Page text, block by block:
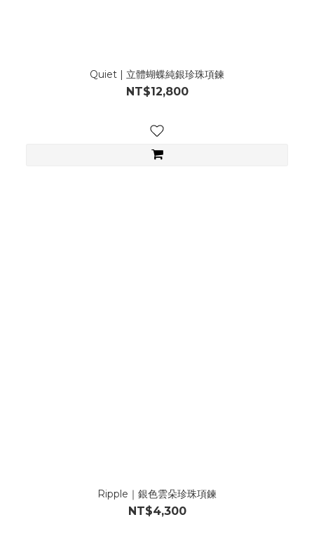
Quiet | 立體蝴蝶純銀珍珠項鍊
NT$12,800
Ripple｜銀色雲朵珍珠項鍊
NT$4,300